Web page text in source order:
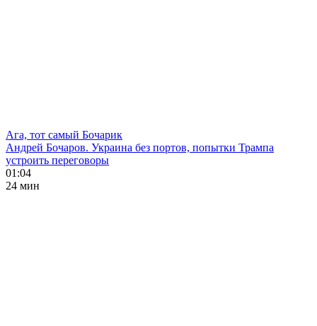
Ага, тот самый Бочарик
Андрей Бочаров. Украина без портов, попытки Трампа
устроить переговоры
01:04
24 мин